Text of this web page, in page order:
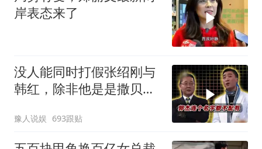
岸表态来了
没人能同时打假张绍刚与
韩红，除非他是是撒贝
豫人说娱 693跟贴